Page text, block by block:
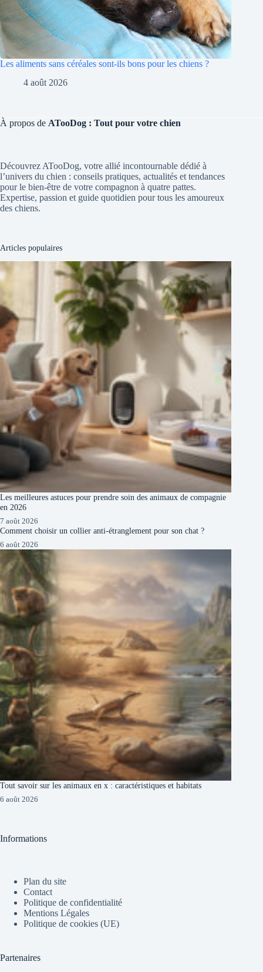
Les aliments sans céréales sont-ils bons pour les chiens ?
4 août 2026
À propos de ATooDog : Tout pour votre chien
Découvrez ATooDog, votre allié incontournable dédié à
l’univers du chien : conseils pratiques, actualités et tendances
pour le bien-être de votre compagnon à quatre pattes.
Expertise, passion et guide quotidien pour tous les amoureux
des chiens.
Articles populaires
Les meilleures astuces pour prendre soin des animaux de compagnie
en 2026
7 août 2026
Comment choisir un collier anti-étranglement pour son chat ?
6 août 2026
Tout savoir sur les animaux en x : caractéristiques et habitats
6 août 2026
Informations
Plan du site
Contact
Politique de confidentialité
Mentions Légales
Politique de cookies (UE)
Partenaires